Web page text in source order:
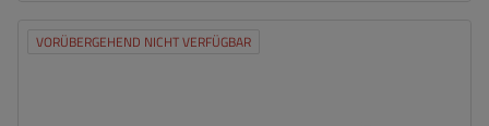
VORÜBERGEHEND NICHT VERFÜGBAR